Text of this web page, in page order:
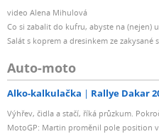
video Alena Mihulová
Co si zabalit do kufru, abyste na (nejen)
Salát s koprem a dresinkem ze zakysané
Auto-moto
Alko-kalkulačka Rallye Dakar
Výhřev, čidla a stačí, říká průzkum.
MotoGP: Martin proměnil pole position